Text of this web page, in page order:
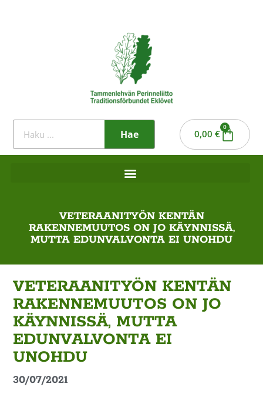
Hae 0,00 €
0
VETERAANITYÖN KENTÄN
RAKENNEMUUTOS ON JO KÄYNNISSÄ,
MUTTA EDUNVALVONTA EI UNOHDU
VETERAANITYÖN KENTÄN
RAKENNEMUUTOS ON JO
KÄYNNISSÄ, MUTTA
EDUNVALVONTA EI
UNOHDU
30/07/2021